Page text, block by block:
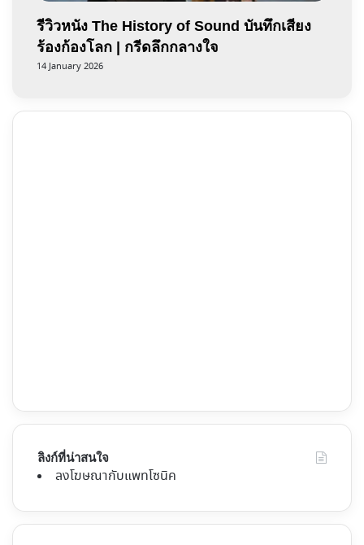
รีวิวหนัง The History of Sound บันทึกเสียง
ร้องก้องโลก | กรีดลึกกลางใจ
14 January 2026
ลิงก์ที่น่าสนใจ
ลงโฆษณากับแพทโซนิค